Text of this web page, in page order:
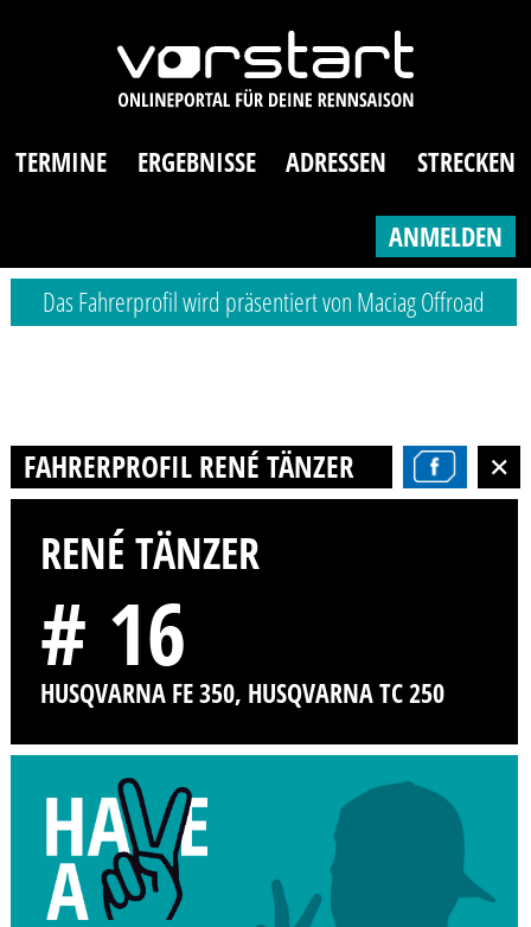
TERMINE ERGEBNISSE ADRESSEN STRECKEN
ANMELDEN
Das Fahrerprofil wird präsentiert von Maciag Offroad
FAHRERPROFIL RENÉ TÄNZER
RENÉ TÄNZER
# 16
HUSQVARNA FE 350, HUSQVARNA TC 250